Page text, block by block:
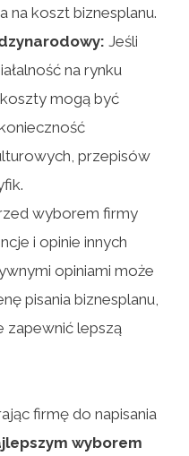
na koszt biznesplanu.
Jeśli
na rynku
mogą być
przepisów
wyborem firmy
i opinie innych
opiniami może
pisania biznesplanu,
zapewnić lepszą
firmę do napisania
wyborem